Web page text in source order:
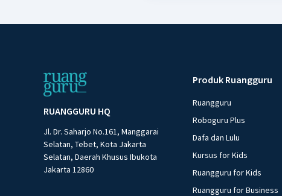
RUANGGURU HQ
Jl. Dr. Saharjo No.161, Manggarai
Selatan, Tebet, Kota Jakarta
Selatan, Daerah Khusus Ibukota
Jakarta 12860
Produk Ruangguru
Ruangguru
Roboguru Plus
Dafa dan Lulu
Kursus for Kids
Ruangguru for Kids
Ruangguru for Business